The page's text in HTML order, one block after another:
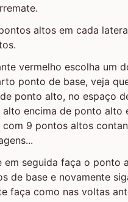
altos em cada
vermelho escolha um
ponto de base, veja
ponto alto, no espaço
encima de ponto alto
com 9 pontos altos
em seguida faça o ponto
de base e novamente
faça como nas voltas